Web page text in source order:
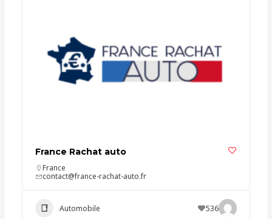
France Rachat auto
France
contact@france-rachat-auto.fr
Automobile 536